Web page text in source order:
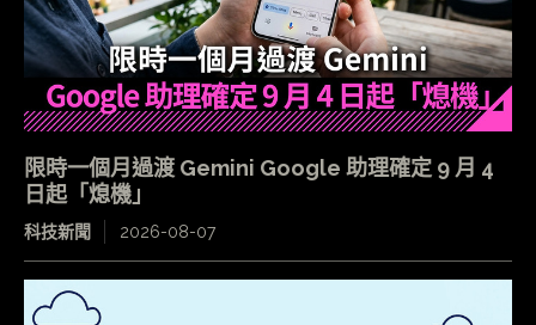
限時一個月過渡 Gemini Google 助理確定 9 月 4
日起「熄機」
科技新聞 2026-08-07